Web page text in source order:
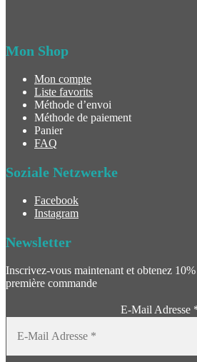
Mon Shop
Mon compte
Liste favorits
Méthode d’envoi
Méthode de paiement
Panier
FAQ
Soziale Netzwerke
Facebook
Instagram
Newsletter
Inscrivez-vous maintenant et obtenez
première commande
E-Mail Adresse